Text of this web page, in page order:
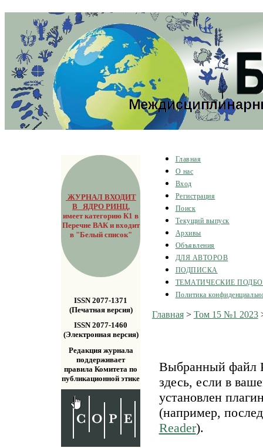
ЖУРНАЛ ВХОДИТ
В ЯДРО РИНЦ,
имеет категорию К1 в
Перечне ВАК и входит
в "Белый список"
ISSN 2077-1371
(Печатная версия)
ISSN 2077-1460
(Электронная версия)
Редакция журнала
поддерживает
правила Комитета по
публикационной этике
Главная
О нас
Вход
Регистрация
Поиск
Текущий выпуск
Архивы
Объявления
ДЛЯ АВТОРОВ
ПОДПИСКА
ТЕМАТИЧЕСКИЕ
Политика
Главная> Том 15 №1 2023
Выбранный файл
здесь, если в
установлен
(например,
Reader).